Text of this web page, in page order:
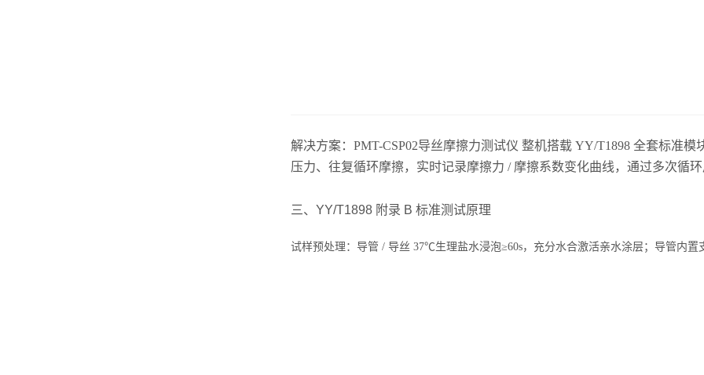
解决方案：PMT-CSP02导丝摩擦力测试仪 整机搭载 YY/T1898 全套标准
压力、往复循环摩擦，实时记录摩擦力 / 摩擦系数变化曲线，通过多次循
三、YY/T1898 附录 B 标准测试原理
试样预处理：导管 / 导丝 37℃生理盐水浸泡≥60s，充分水合激活亲水涂层；导管内置